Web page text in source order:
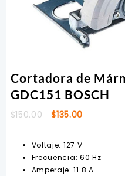
Cortadora de
GDC151 BOSCH
$150.00
El
era:
$150.00.
$135.00
$135.00.
Voltaje: 127 V
Frecuencia: 60 Hz
Amperaje: 11.8 A